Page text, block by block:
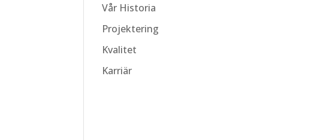
Vår Historia
Projektering
Kvalitet
Karriär